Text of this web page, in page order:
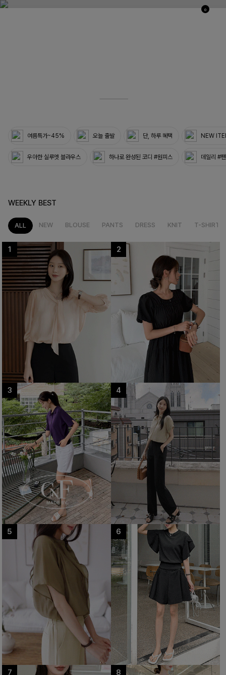
0
여름특가~45% 오늘 출발 단, 하루 혜택 NEW
우아한 실루엣 블라우스 하나로 완성된 코디 #원피스 데일리 #
WEEKLY BEST
ALL NEW BLOUSE PANTS DRESS KNIT T-SHIRT